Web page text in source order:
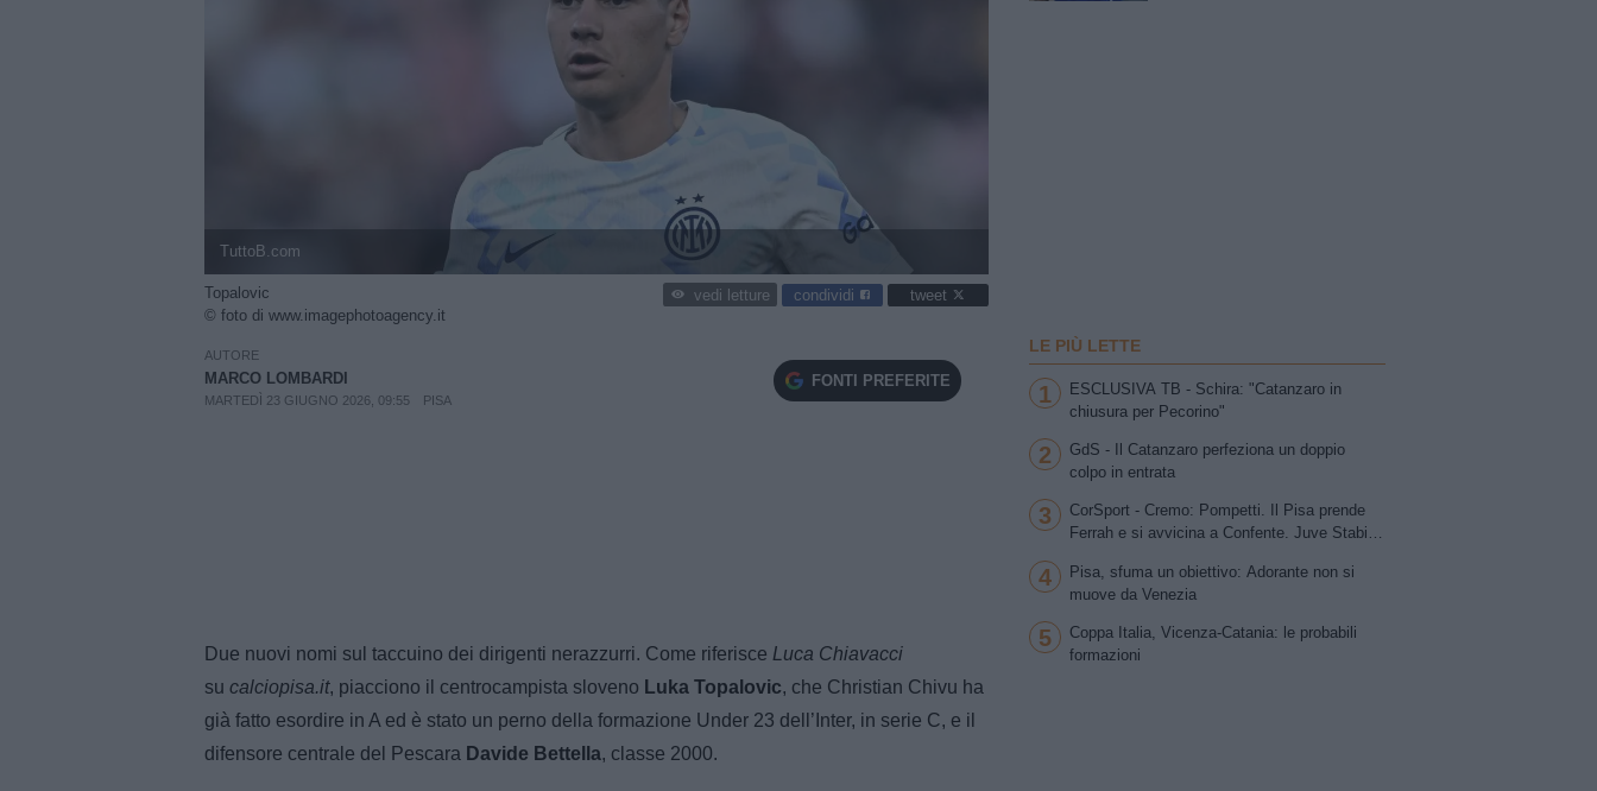
TuttoB.com
Topalovic
© foto di www.imagephotoagency.it
vedi letture condividi tweet
AUTORE
MARCO LOMBARDI
MARTEDÌ 23 GIUGNO 2026, 09:55 PISA
FONTI PREFERITE
Due nuovi nomi sul taccuino dei dirigenti nerazzurri. Come riferisce Luca Chiavacci
su calciopisa.it, piacciono il centrocampista sloveno Luka Topalovic, che Christian Chivu ha
già fatto esordire in A ed è stato un perno della formazione Under 23 dell’Inter, in serie C, e il
difensore centrale del Pescara Davide Bettella, classe 2000.
LE PIÙ LETTE
1
ESCLUSIVA TB - Schira: "Catanzaro in
chiusura per Pecorino"
2
GdS - Il Catanzaro perfeziona un doppio
colpo in entrata
3
CorSport - Cremo: Pompetti. Il Pisa prende
Ferrah e si avvicina a Confente. Juve Stabia
scambio Patierno-Jimenez
4
Pisa, sfuma un obiettivo: Adorante non si
muove da Venezia
5
Coppa Italia, Vicenza-Catania: le probabili
formazioni